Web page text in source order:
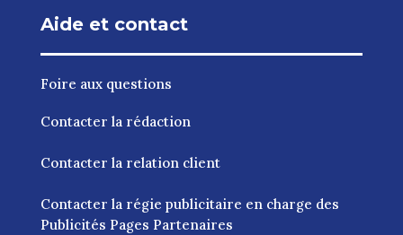
Aide et contact
Foire aux questions
Contacter la rédaction
Contacter la relation client
Contacter la régie publicitaire en charge des
Publicités Pages Partenaires